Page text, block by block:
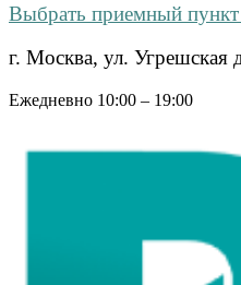
Выбрать приемный пункт
г. Москва, ул. Угрешская
Ежедневно 10:00 – 19:00